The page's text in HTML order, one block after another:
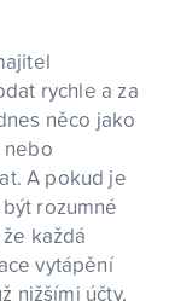
rychle a za
něco jako
nebo
A pokud je
rozumné
každá
vytápění
nižšími účty,